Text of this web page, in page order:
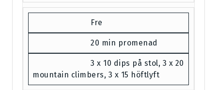
Fre
20 min promenad
3 x 10 dips på stol, 3 x 20
mountain climbers, 3 x 15 höftlyft